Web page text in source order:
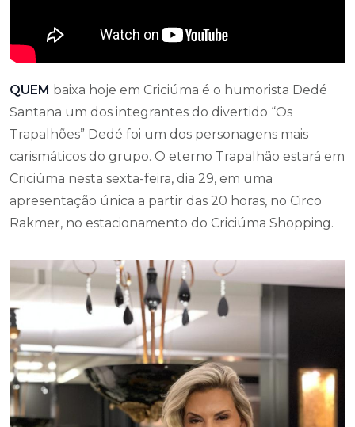
QUEM baixa hoje em Criciúma é o humorista Dedé
Santana um dos integrantes do divertido “Os
Trapalhões” Dedé foi um dos personagens mais
carismáticos do grupo. O eterno Trapalhão estará em
Criciúma nesta sexta-feira, dia 29, em uma
apresentação única a partir das 20 horas, no Circo
Rakmer, no estacionamento do Criciúma Shopping.